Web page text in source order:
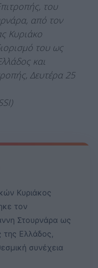
του
από τον
Κυριάκο
του ως
και
Δευτέρα 25
Κυριάκος
τον
Στουρνάρα ως
της Ελλάδος,
συνέχεια